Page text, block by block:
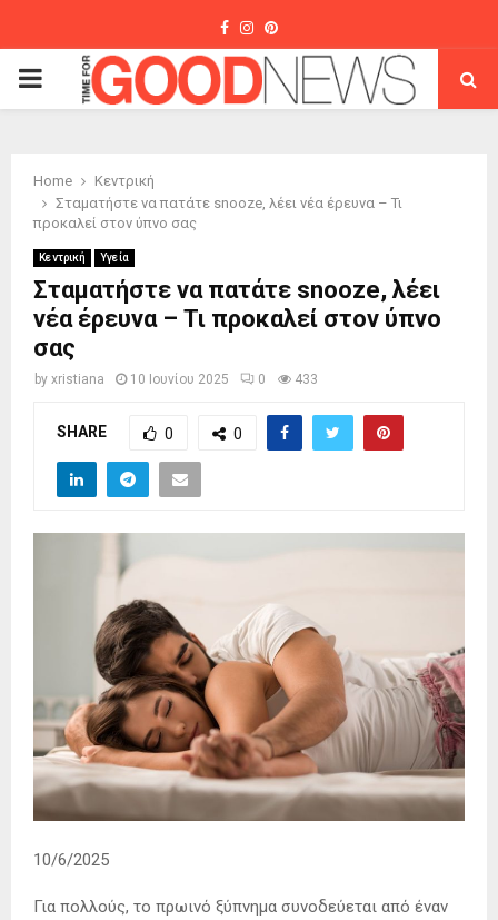
Facebook
Instagram
Pinterest
PRIMARY
Home
Κεντρική
Σταματήστε να πατάτε snooze, λέει νέα έρευνα – Τι
προκαλεί στον ύπνο σας
Κεντρική Υγεία
Σταματήστε να πατάτε snooze, λέει
νέα έρευνα – Τι προκαλεί στον ύπνο
σας
by xristiana 10 Ιουνίου 2025 0 433
SHARE 0 0
10/6/2025
Για πολλούς, το πρωινό ξύπνημα συνοδεύεται από έναν